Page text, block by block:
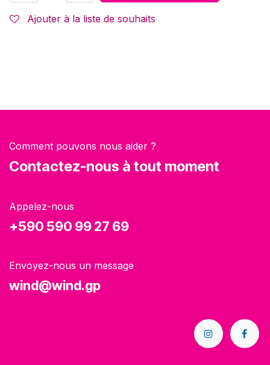
Ajouter à la liste de souhaits
Comment pouvons nous aider ?
Contactez-nous à tout moment
Appelez-nous
+590 590 99 27 69
Envoyez-nous un message
wind@wind.gp